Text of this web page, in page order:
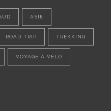
ASIE
ROAD TRIP TREKKING
VOYAGE À VÉLO